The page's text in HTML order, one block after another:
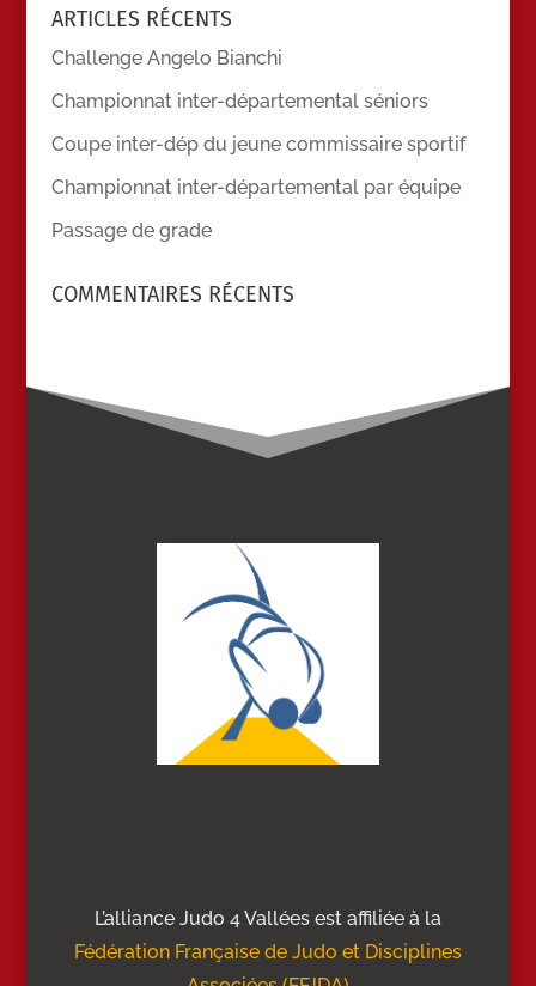
ARTICLES RÉCENTS
Challenge Angelo Bianchi
Championnat inter-départemental séniors
Coupe inter-dép du jeune commissaire sportif
Championnat inter-départemental par équipe
Passage de grade
COMMENTAIRES RÉCENTS
L’alliance Judo 4 Vallées est affiliée à la
Fédération Française de Judo et Disciplines